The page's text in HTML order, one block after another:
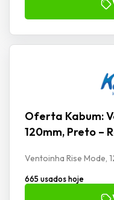
Oferta Kabum:
120mm, Preto –
Ventoinha Rise Mode,
665 usados hoje